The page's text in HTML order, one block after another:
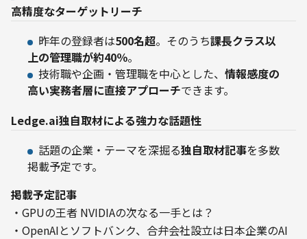
高精度なターゲットリーチ
昨年の登録者は500名超。そのうち課長クラス以
上の管理職が約40％。
技術職や企画・管理職を中心とした、 情報感度の
高い実務者層に直接アプローチできます。
Ledge.ai独自取材による強力な話題性
話題の企業・テーマを深掘る独自取材記事を多数
掲載予定です。
掲載予定記事
・GPUの王者 NVIDIAの次なる一手とは？
・OpenAIとソフトバンク、合弁会社設立は日本企業のAI